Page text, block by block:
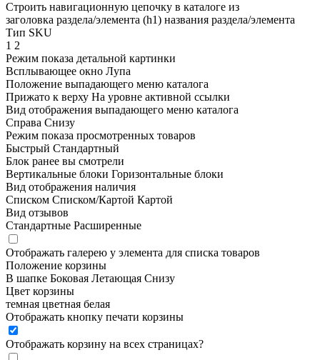
Строить навигационную цепочку в каталоге из
заголовка раздела/элемента (h1) названия раздела/элемента
Тип SKU
1 2
Режим показа детальной картинки
Всплывающее окно Лупа
Положение выпадающего меню каталога
Прижато к верху На уровне активной ссылки
Вид отображения выпадающего меню каталога
Справа Снизу
Режим показа просмотренных товаров
Быстрый Стандартный
Блок ранее вы смотрели
Вертикальные блоки Горизонтальные блоки
Вид отображения наличия
Списком Списком/Картой Картой
Вид отзывов
Стандартные Расширенные
Отображать галерею у элемента для списка товаров
Положение корзины
В шапке Боковая Летающая Снизу
Цвет корзины
темная цветная белая
Отображать кнопку печати корзины
Отображать корзину на всех страницах?